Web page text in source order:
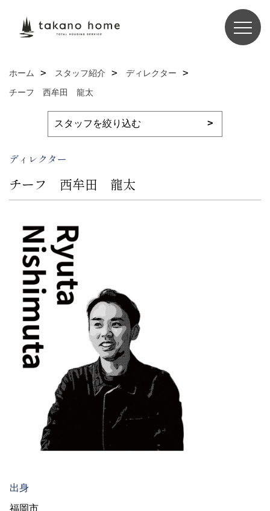
ホーム スタッフ紹介
ディレクター
チーフ 西牟田 龍太
ディレクター
チーフ 西牟田 龍太
出身
福岡市